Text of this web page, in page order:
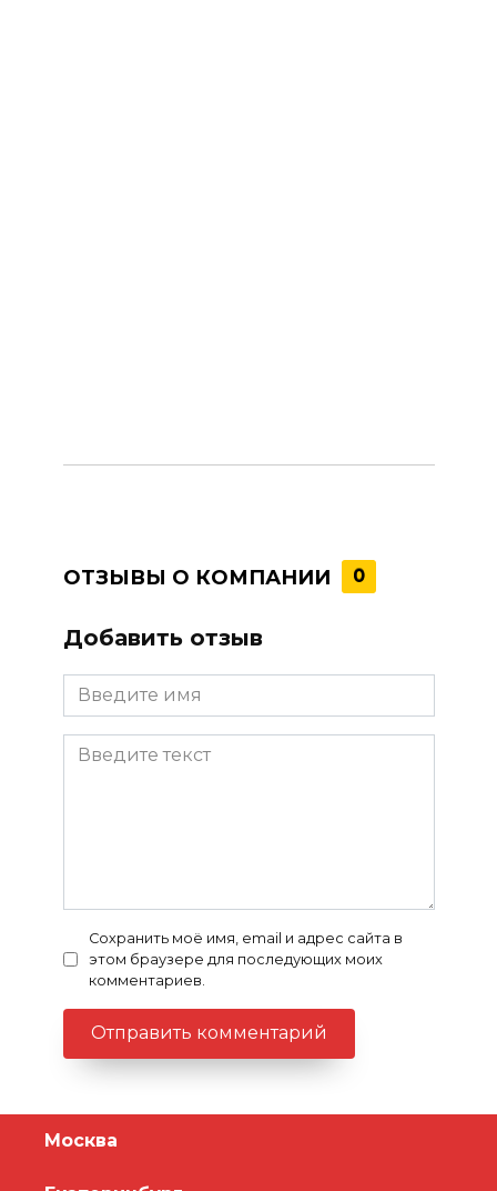
ОТЗЫВЫ О КОМПАНИИ 0
Добавить отзыв
Сохранить моё имя, email и адрес сайта в
этом браузере для последующих моих
комментариев.
Москва